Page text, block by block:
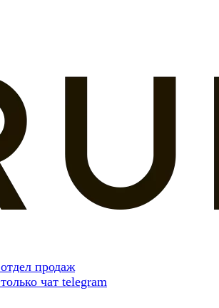
отдел продаж
только чат telegram